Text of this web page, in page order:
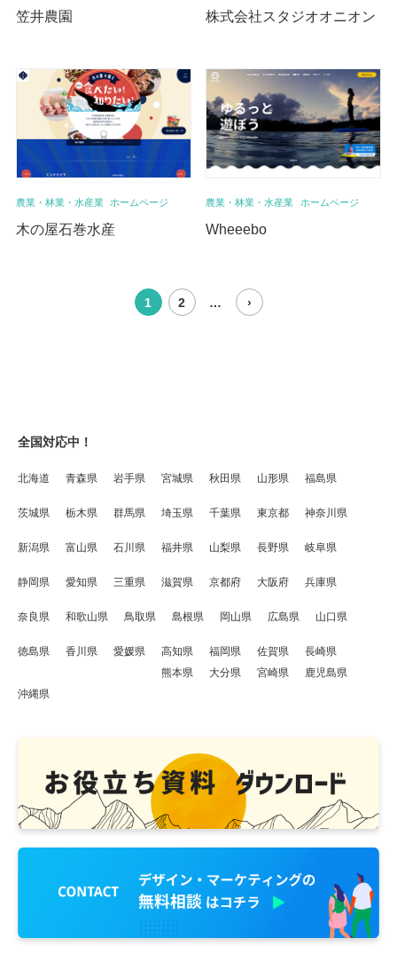
笠井農園 株式会社スタジオオニオン
農業・林業・水産業 ホームページ
木の屋石巻水産
農業・林業・水産業 ホームページ
Wheeebo
1 2 … ›
全国対応中！
北海道 青森県 岩手県 宮城県 秋田県 山形県 福島県
茨城県 栃木県 群馬県 埼玉県 千葉県 東京都 神奈川県
新潟県 富山県 石川県 福井県 山梨県 長野県 岐阜県
静岡県 愛知県 三重県 滋賀県 京都府 大阪府 兵庫県
奈良県 和歌山県 鳥取県 島根県 岡山県 広島県 山口県
徳島県 香川県 愛媛県 高知県 福岡県 佐賀県
長崎県
熊本県
大分県 宮崎県
鹿児島県
沖縄県